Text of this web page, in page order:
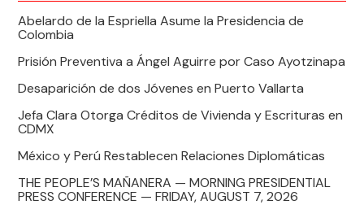
Abelardo de la Espriella Asume la Presidencia de
Colombia
Prisión Preventiva a Ángel Aguirre por Caso Ayotzinapa
Desaparición de dos Jóvenes en Puerto Vallarta
Jefa Clara Otorga Créditos de Vivienda y Escrituras en
CDMX
México y Perú Restablecen Relaciones Diplomáticas
THE PEOPLE’S MAÑANERA — MORNING PRESIDENTIAL
PRESS CONFERENCE — FRIDAY, AUGUST 7, 2026